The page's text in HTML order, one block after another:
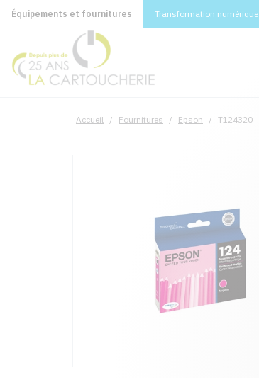
Équipements et fournitures Transformation numérique
Accueil / Fournitures / Epson / T124320